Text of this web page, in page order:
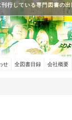
行している専門図書の
せ 全図書目録 会社概要